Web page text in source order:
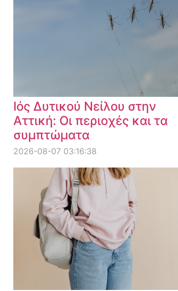
Ιός Δυτικού Νείλου στην
Αττική: Οι περιοχές και τα
συμπτώματα
2026-08-07 03:16:38